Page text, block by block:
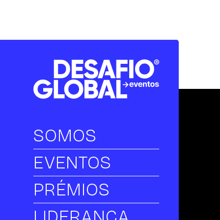
SOMOS
EVENTOS
PRÉMIOS